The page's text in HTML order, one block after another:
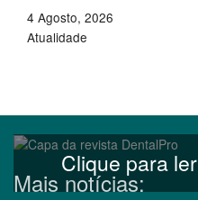
4 Agosto, 2026
Atualidade
Clique para ler
Mais notícias: